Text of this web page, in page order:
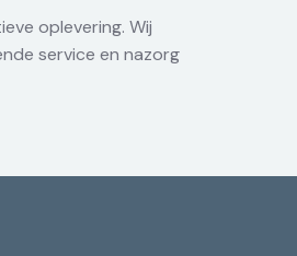
oplevering. Wij
service en nazorg